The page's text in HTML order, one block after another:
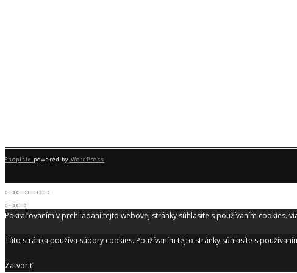
ShopIsle powered by WordPress
Pokračovaním v prehliadaní tejto webovej stránky súhlasíte s používaním cookies.
Táto stránka používa súbory cookies. Používaním tejto stránky súhlasíte s
Zatvoriť